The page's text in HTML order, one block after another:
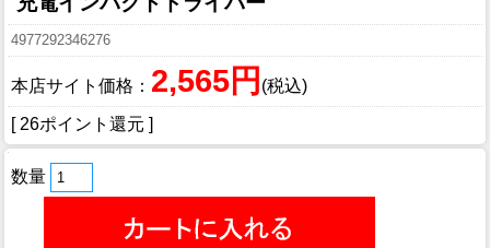
4977292346276
本店サイト価格： 2,565円 (税込)
[ 26ポイント還元 ]
数量